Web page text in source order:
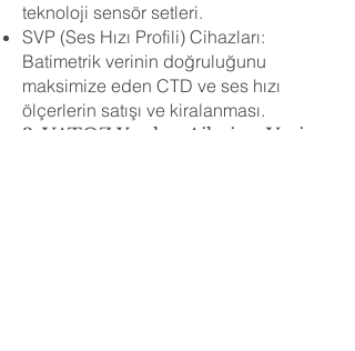
teknoloji sensör setleri.
SVP (Ses Hızı Profili) Cihazları:
Batimetrik verinin doğruluğunu
maksimize eden CTD ve ses hızı
ölçerlerin satışı ve kiralanması.
3. VATOZ Yazılım Ailesi ve Veri